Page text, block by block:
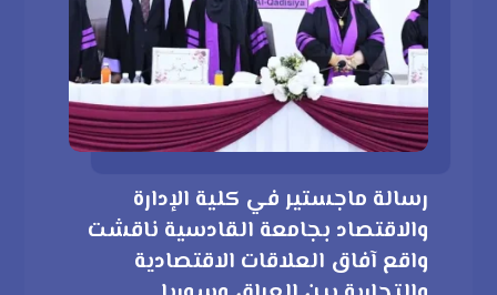
رسالة ماجستير في كلية الإدارة
والاقتصاد بجامعة القادسية ناقشت
واقع آفاق العلاقات الاقتصادية